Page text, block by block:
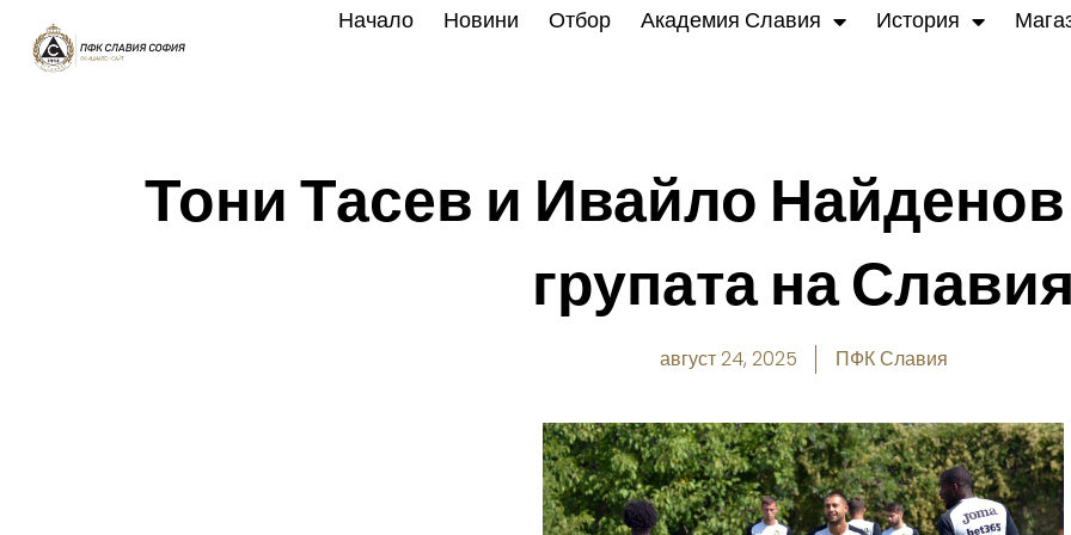
content
Начало Новини Отбор Академия Славия История
Тони Тасев и Ивайло Найденов
групата на Славия
август 24, 2025 ПФК Славия